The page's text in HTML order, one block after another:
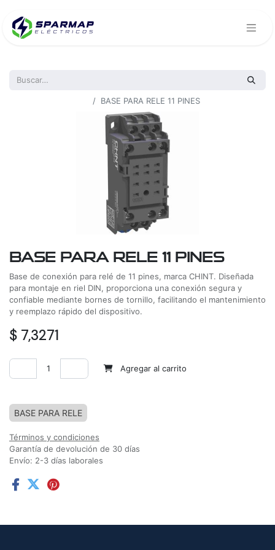
BASE PARA RELE 11 PINES
BASE PARA RELE 11 PINES
Base de conexión para relé de 11 pines, marca CHINT. Diseñada
para montaje en riel DIN, proporciona una conexión segura y
confiable mediante bornes de tornillo, facilitando el mantenimiento
y reemplazo rápido del dispositivo.
$ 7,3271
Agregar al carrito
BASE PARA RELE
Términos y condiciones
Garantía de devolución de 30 días
Envío: 2-3 días laborales